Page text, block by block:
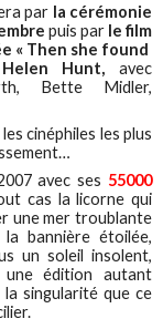
par la cérémonie
puis par le film
« Then she found
Hunt, avec
Bette Midler,
cinéphiles les plus
avec ses 55000
cas la licorne qui
une mer troublante
bannière étoilée,
un soleil insolent,
une édition autant
la singularité que ce